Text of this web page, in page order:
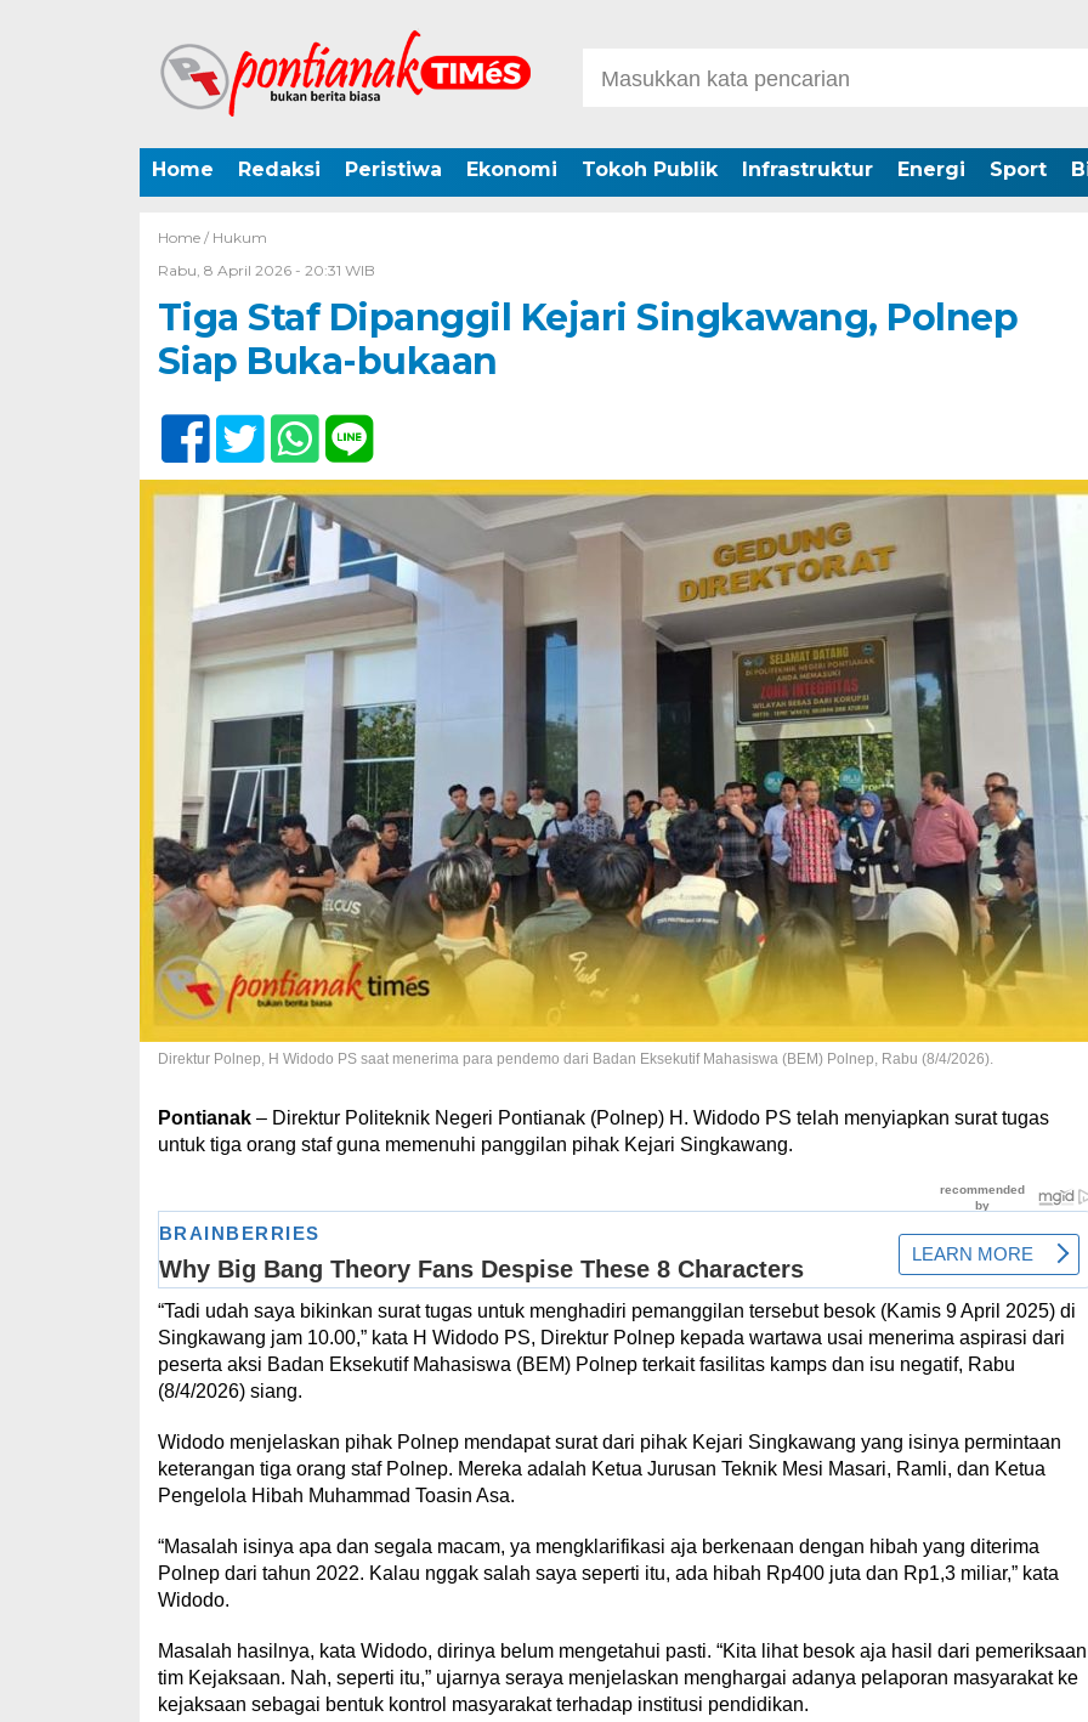
Home Redaksi Peristiwa Ekonomi Tokoh Publik Infrastruktur Energi Sport
Home / Hukum
Rabu, 8 April 2026 - 20:31 WIB
Tiga Staf Dipanggil Kejari Singkawang, Polnep
Siap Buka-bukaan
Direktur Polnep, H Widodo PS saat menerima para pendemo dari Badan Eksekutif Mahasiswa (BEM) Polnep, Rabu (8/4/2026).
Pontianak– Direktur Politeknik Negeri Pontianak (Polnep) H. Widodo PS telah menyiapkan surat tugas
untuk tiga orang staf guna memenuhi panggilan pihak Kejari Singkawang.
“Tadi udah saya bikinkan surat tugas untuk menghadiri pemanggilan tersebut besok (Kamis 9 April 2025) di
Singkawang jam 10.00,” kata H Widodo PS, Direktur Polnep kepada wartawa usai menerima aspirasi dari
peserta aksi Badan Eksekutif Mahasiswa (BEM) Polnep terkait fasilitas kamps dan isu negatif, Rabu
(8/4/2026) siang.
Widodo menjelaskan pihak Polnep mendapat surat dari pihak Kejari Singkawang yang isinya permintaan
keterangan tiga orang staf Polnep. Mereka adalah Ketua Jurusan Teknik Mesi Masari, Ramli, dan Ketua
Pengelola Hibah Muhammad Toasin Asa.
“Masalah isinya apa dan segala macam, ya mengklarifikasi aja berkenaan dengan hibah yang diterima
Polnep dari tahun 2022. Kalau nggak salah saya seperti itu, ada hibah Rp400 juta dan Rp1,3 miliar,” kata
Widodo.
Masalah hasilnya, kata Widodo, dirinya belum mengetahui pasti. “Kita lihat besok aja hasil dari pemeriksaan
tim Kejaksaan. Nah, seperti itu,” ujarnya seraya menjelaskan menghargai adanya pelaporan masyarakat ke
kejaksaan sebagai bentuk kontrol masyarakat terhadap institusi pendidikan.